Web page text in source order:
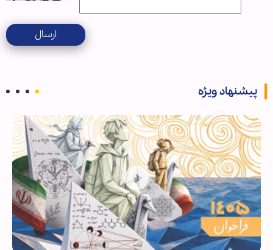
ارسال
پیشنهاد ویژه